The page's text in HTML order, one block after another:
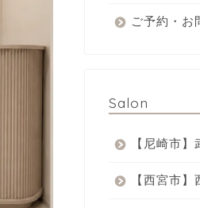
ご予約・お
Salon
【尼崎市
【西宮市